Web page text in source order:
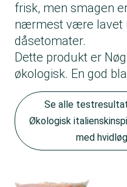
frisk, men smagen
nærmest være lavet
dåsetomater.
Dette produkt er
økologisk. En god
Se alle
Økologisk
med